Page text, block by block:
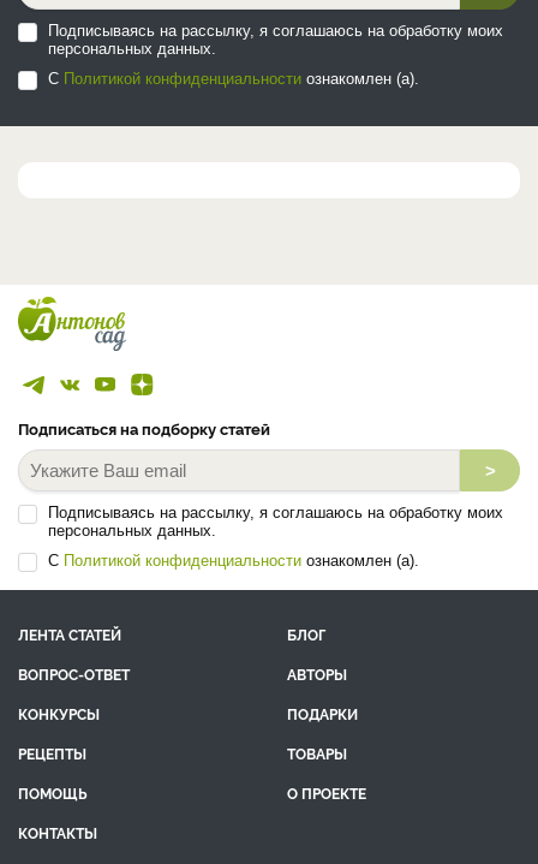
Подписываясь на рассылку, я соглашаюсь на обработку моих
персональных данных.
С Политикой конфиденциальности ознакомлен (а).
Подписаться на подборку статей
>
Подписываясь на рассылку, я соглашаюсь на обработку моих
персональных данных.
С Политикой конфиденциальности ознакомлен (а).
ЛЕНТА СТАТЕЙ
БЛОГ
ВОПРОС-ОТВЕТ
АВТОРЫ
КОНКУРСЫ
ПОДАРКИ
РЕЦЕПТЫ
ТОВАРЫ
ПОМОЩЬ
О ПРОЕКТЕ
КОНТАКТЫ